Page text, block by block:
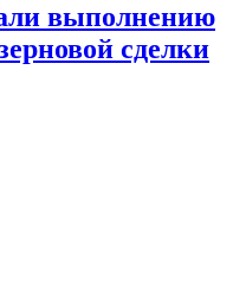
выполнению
сделки